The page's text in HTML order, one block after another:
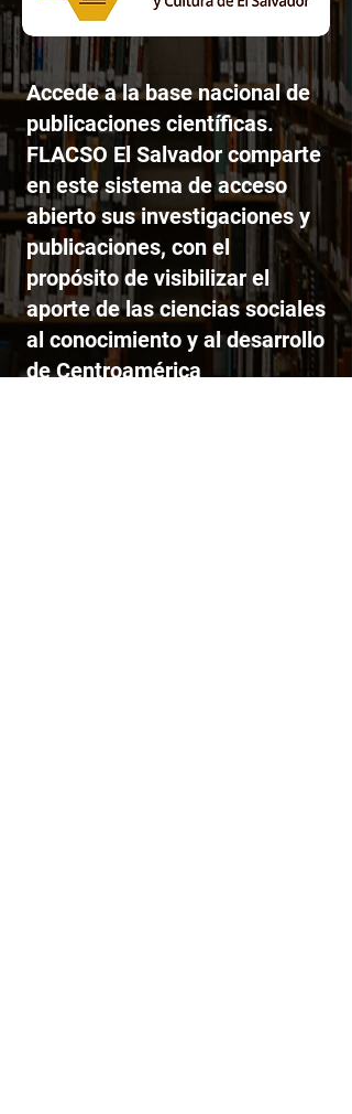
Accede a la base nacional de
publicaciones científicas.
FLACSO El Salvador comparte
en este sistema de acceso
abierto sus investigaciones y
publicaciones, con el
propósito de visibilizar el
aporte de las ciencias sociales
al conocimiento y al desarrollo
de Centroamérica